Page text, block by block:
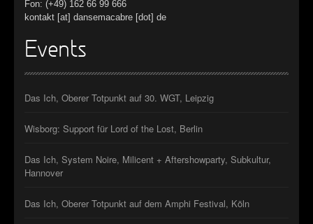
Fon: (+49) 162 66 99 666
kontakt [at] dansemacabre [dot] de
Events
Das Ich, Oberer Totpunkt auf 30. WGT, Leipzig
Wisborg: Support für Lord of the Lost, Berlin
Das Ich, System Noire, Milicent + Aftershowparty, Subkultur,
Hannover
Das Ich, Oberer Totpunkt auf dem Amphi Festival, Köln